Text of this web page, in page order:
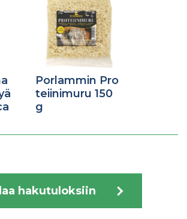
Porlammin Pro
teiinimuru 150
g
hakutuloksiin